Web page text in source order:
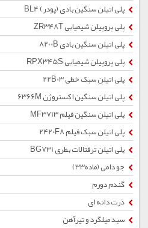
پلی اتیلن سنگین بادی (پودر) BL4
پلی پروپیلن شیمیایی ZR348T
پلی اتیلن سنگین بادی 8200B
پلی پروپیلن شیمیایی RPX345S
پلی اتیلن سبک خطی 22B03
پلی اتیلن سنگین اکستروژن 6366M
پلی اتیلن سنگین فیلم MF3713
پلی اتیلن سبک فیلم 2420F8
پلی اتیلن ترفتالات بطری BG731
جو دامی (ماده33)
گندم دورم
ذرت دانه ای
سبد میلگرد و تیرآهن